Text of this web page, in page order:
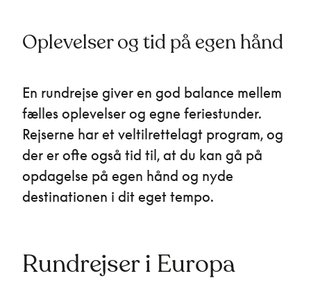
Oplevelser og tid på egen hånd
En rundrejse giver en god balance mellem
fælles oplevelser og egne feriestunder.
Rejserne har et veltilrettelagt program, og
der er ofte også tid til, at du kan gå på
opdagelse på egen hånd og nyde
destinationen i dit eget tempo.
Rundrejser i Europa